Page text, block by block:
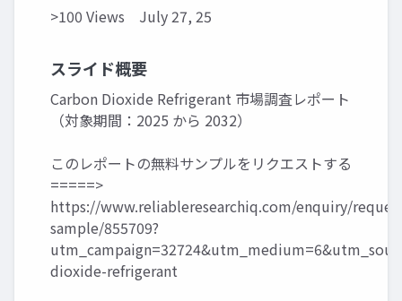
>100 Views July 27, 25
スライド概要
Carbon Dioxide Refrigerant 市場調査レポート
（対象期間：2025 から 2032）
このレポートの無料サンプルをリクエストする
=====>
https://www.reliableresearchiq.com/enquiry/
sample/855709?
dioxide-refrigerant